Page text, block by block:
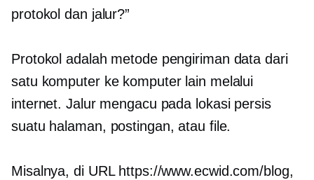
protokol dan jalur?”
Protokol adalah metode pengiriman data dari
satu komputer ke komputer lain melalui
internet. Jalur mengacu pada lokasi persis
suatu halaman, postingan, atau file.
Misalnya, di URL https://www.ecwid.com/blog,